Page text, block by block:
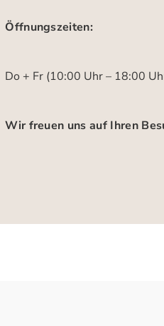
Öffnungszeiten:
Do + Fr (10:00 Uhr – 18:00
Wir freuen uns auf Ihren